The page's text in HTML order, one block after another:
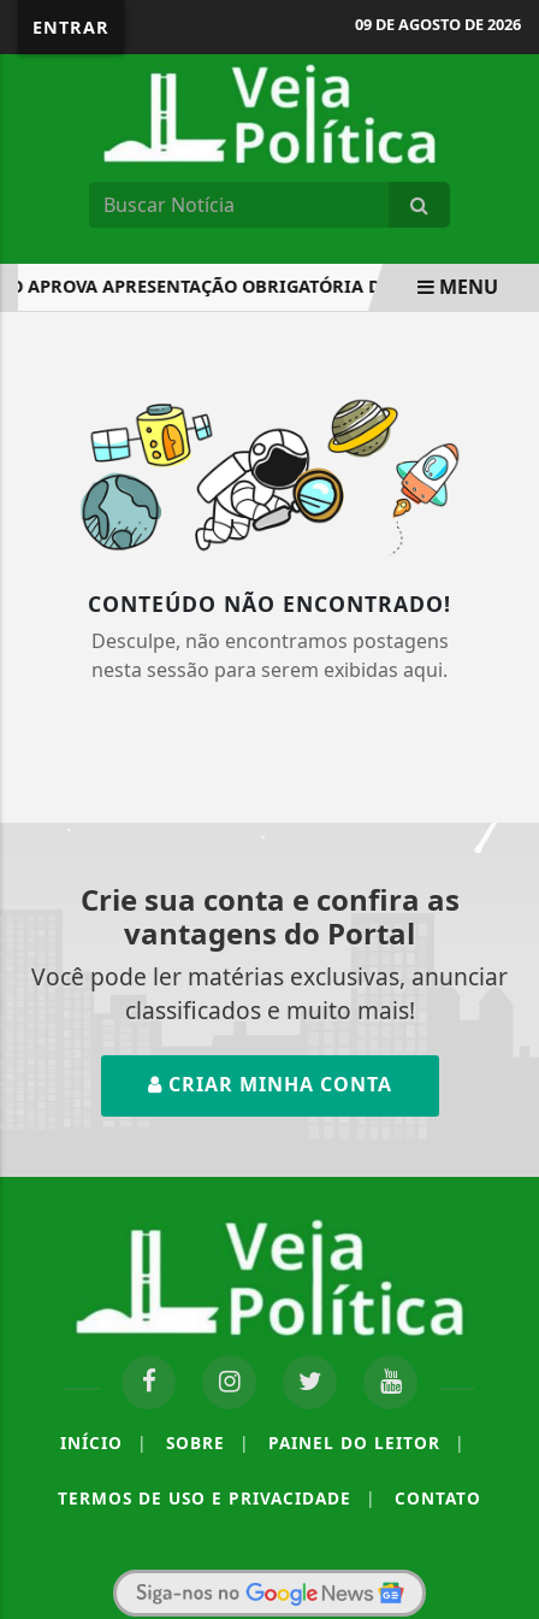
ENTRAR 09 DE AGOSTO DE 2026
APROVA APRESENTAÇÃO OBRIGATÓRIA DE RELATÓRIO
MENU
CONTEÚDO NÃO ENCONTRADO!
Desculpe, não encontramos postagens
nesta sessão para serem exibidas aqui.
Crie sua conta e confira as
vantagens do Portal
Você pode ler matérias exclusivas, anunciar
classificados e muito mais!
CRIAR MINHA CONTA
INÍCIO | SOBRE | PAINEL DO LEITOR |
TERMOS DE USO E PRIVACIDADE | CONTATO